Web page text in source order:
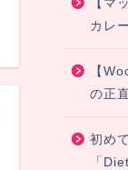
【マ
カレ
【
の正
初め
「